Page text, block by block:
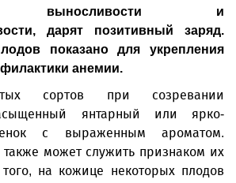
выносливости и
дарят позитивный заряд.
показано для укрепления
анемии.
сортов при созревании
янтарный или ярко-
с выраженным ароматом.
может служить признаком их
на кожице некоторых плодов